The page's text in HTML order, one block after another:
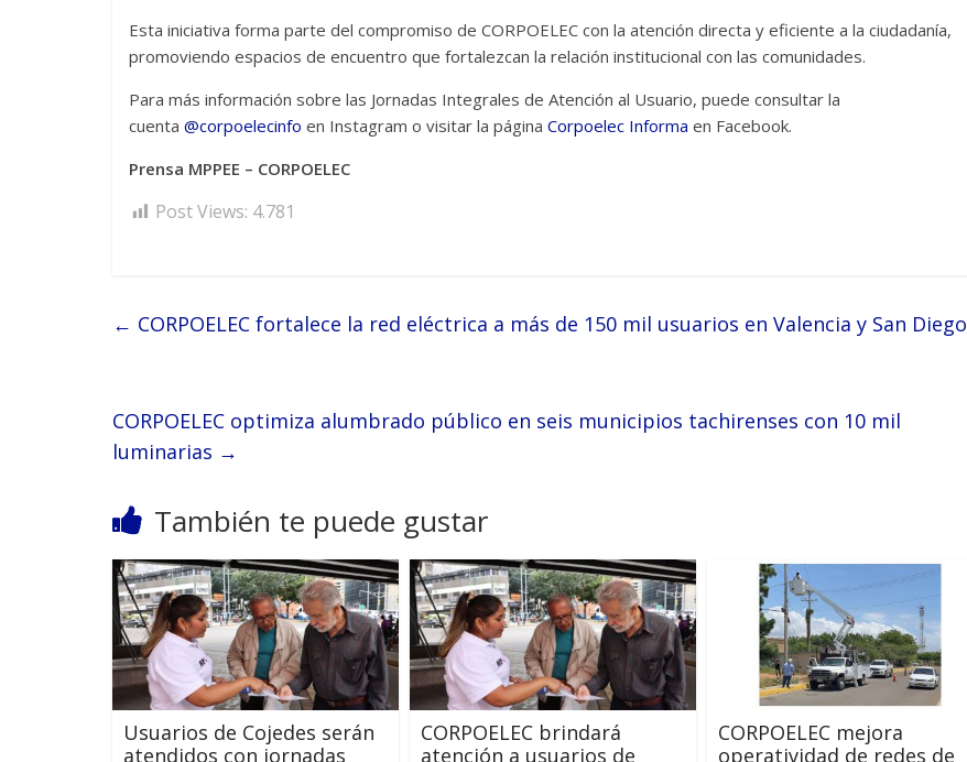
Esta iniciativa forma parte del compromiso de CORPOELEC con la atención directa y eficiente a la ciudadanía,
promoviendo espacios de encuentro que fortalezcan la relación institucional con las comunidades.
Para más información sobre las Jornadas Integrales de Atención al Usuario, puede consultar la
cuenta @corpoelecinfo en Instagram o visitar la página Corpoelec Informa en Facebook.
Prensa MPPEE – CORPOELEC
Post Views: 4.781
← CORPOELEC fortalece la red eléctrica a más de 150 mil usuarios en Valencia y San Diego
CORPOELEC optimiza alumbrado público en seis municipios tachirenses con 10 mil
luminarias →
También te puede gustar
Usuarios de Cojedes serán
atendidos con jornadas
CORPOELEC brindará
atención a usuarios de
CORPOELEC mejora
operatividad de redes de